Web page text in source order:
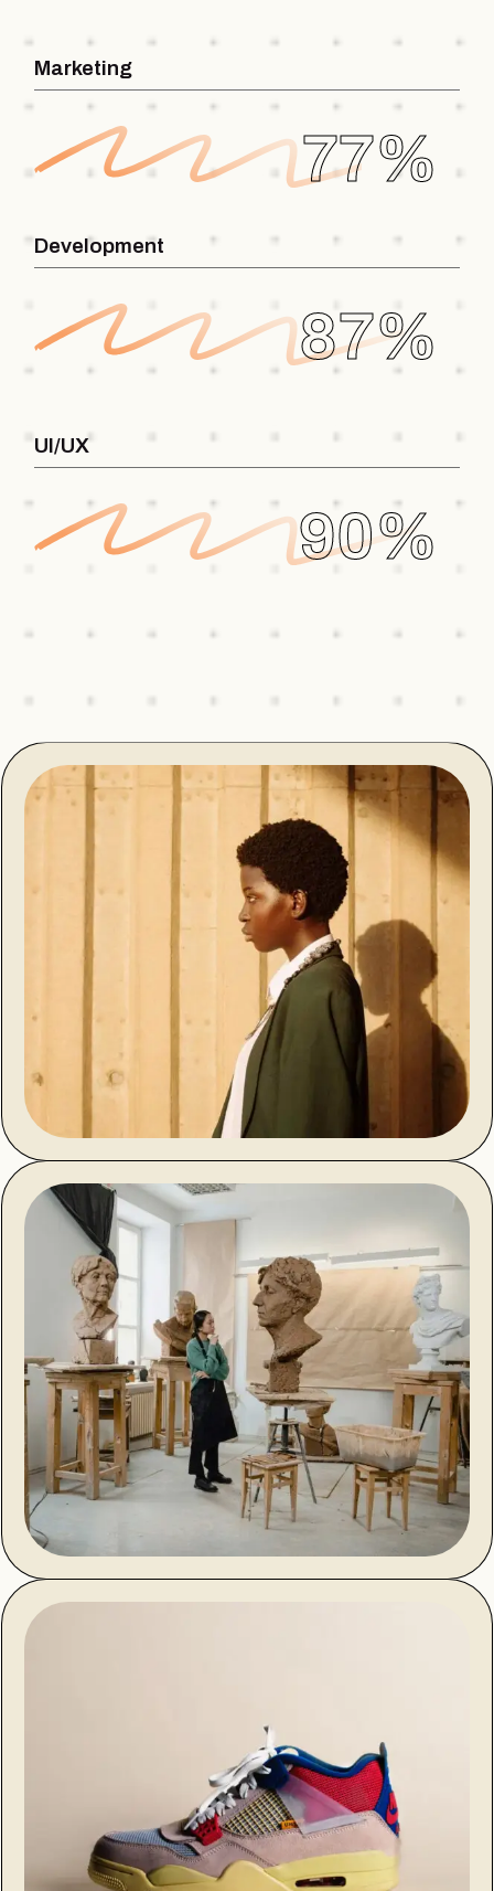
77%
Marketing
87%
Development
90%
UI/UX